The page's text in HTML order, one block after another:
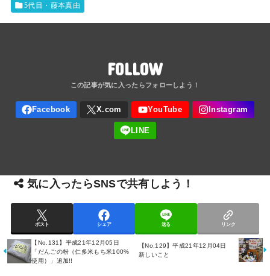
5代目・藤本真由
FOLLOW
気に入ったらSNSで共有しよう！
ポスト シェア 送る リンク
【No.131】平成21年12月05日
「だんごの粉（仁多米もち米100%
使用）」追加!!
【No.129】平成21年12月04日
新しいこと